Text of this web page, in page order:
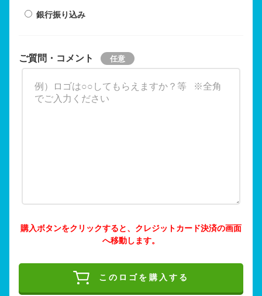
銀行振り込み
ご質問・コメント
購入ボタンをクリックすると、クレジットカード決済の画面
へ移動します。
このロゴを購入する